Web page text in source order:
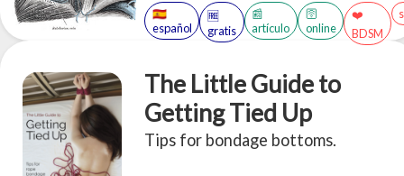
🇪🇸
español
🆓
gratis
📰
artículo
🛜
online
❤️
BDSM
The Little Guide to
Getting Tied Up
Tips for bondage bottoms.